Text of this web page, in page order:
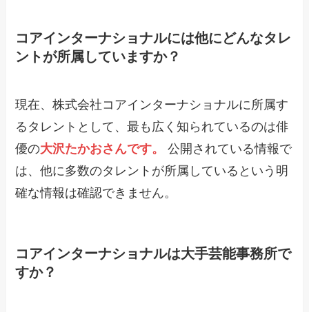
コアインターナショナルには他にどんなタレ
ントが所属していますか？
現在、株式会社コアインターナショナルに所属す
るタレントとして、最も広く知られているのは俳
優の大沢たかおさんです。
公開されている情報で
は、他に多数のタレントが所属しているという明
確な情報は確認できません。
コアインターナショナルは大手芸能事務所で
すか？